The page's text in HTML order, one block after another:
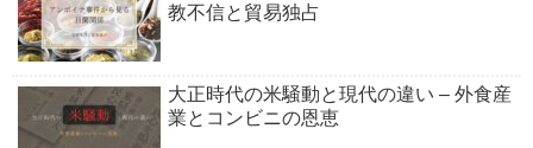
教不信と貿易独占
大正時代の米騒動と現代の違い – 外食産
業とコンビニの恩恵